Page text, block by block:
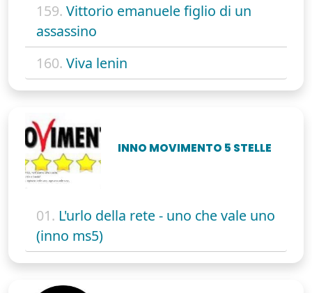
159. Vittorio emanuele figlio di un
assassino
160. Viva lenin
INNO MOVIMENTO 5 STELLE
01. L'urlo della rete - uno che vale uno
(inno ms5)